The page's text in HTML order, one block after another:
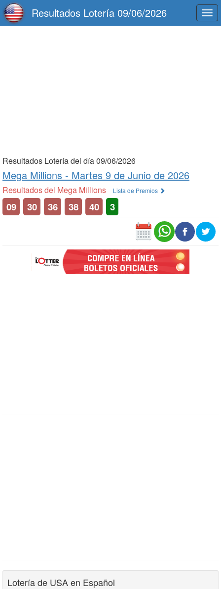
Resultados Lotería 09/06/2026
Resultados Lotería del día 09/06/2026
Mega Millions - Martes 9 de Junio de 2026
Resultados del Mega Millions Lista de Premios
09 30 36 38 40 3
Lotería de USA en Español